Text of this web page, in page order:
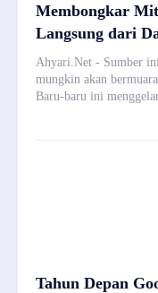
Membongkar
Langsung dari
Ahyari.Net - Sumber
mungkin akan
Baru-baru ini
Tahun Depan